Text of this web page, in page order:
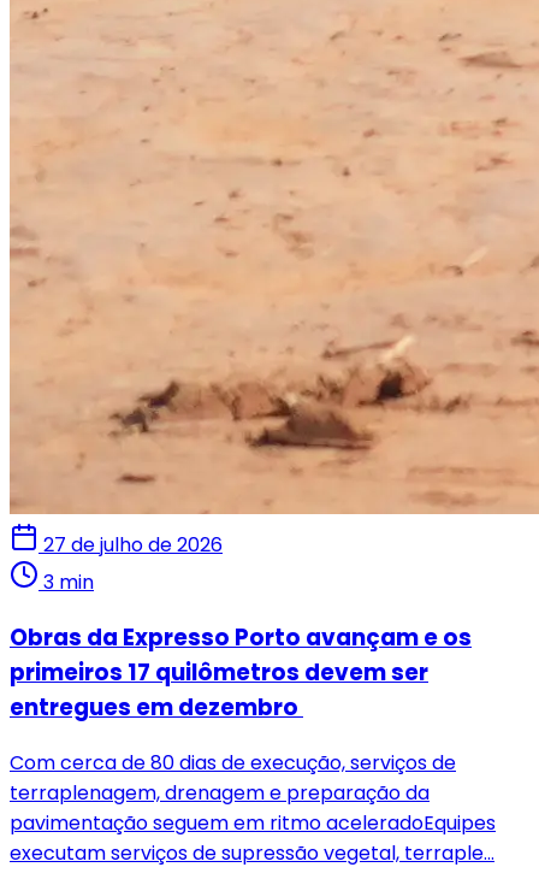
27 de julho de 2026
3 min
Obras da Expresso Porto avançam e os
primeiros 17 quilômetros devem ser
entregues em dezembro
Com cerca de 80 dias de execução, serviços de
terraplenagem, drenagem e preparação da
pavimentação seguem em ritmo aceleradoEquipes
executam serviços de supressão vegetal, terraple...